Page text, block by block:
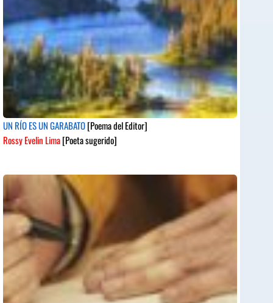
UN RÍO ES UN GARABATO[Poema del Editor]
Rossy Evelin Lima[Poeta sugerido]